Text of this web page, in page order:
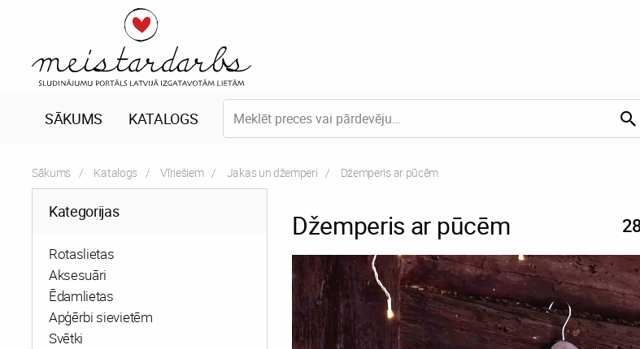
SĀKUMS KATALOGS
Sākums Katalogs Vīriešiem Jakas un džemperi Current:
Džemperis ar pūcēm
Kategorijas
Rotaslietas
Aksesuāri
Ēdamlietas
Apģērbi sievietēm
Svētki
Džemperis ar pūcēm